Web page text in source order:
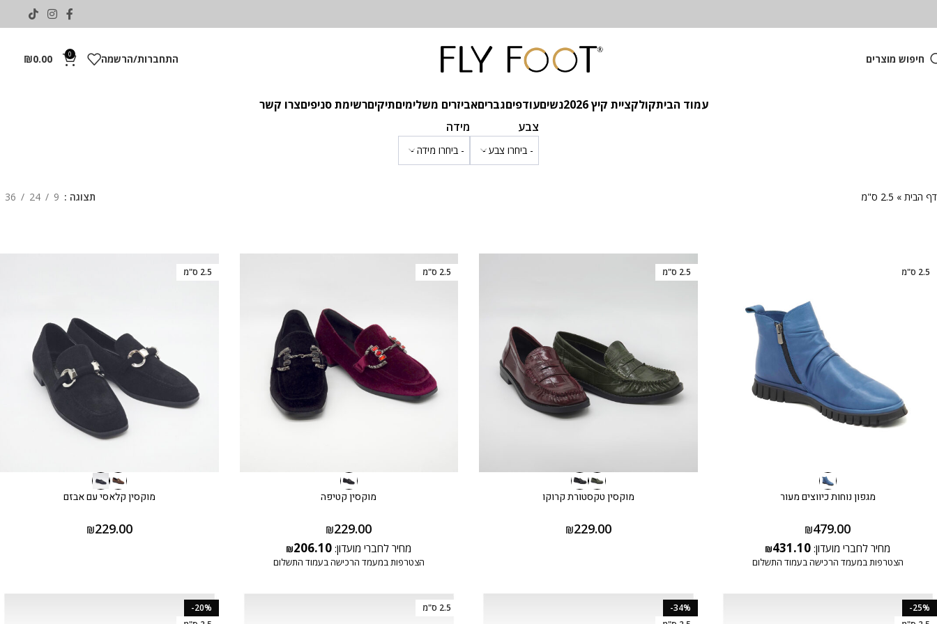
חיפוש מוצרים התחברות/הרשמה 0
₪0.00
עמוד הביתקולקציית קיץ 2026 נשיםעודפיםגבריםאביזרים משלימיםתיקיםרשימת סניפיםצרו קשר
צבע
מידה
דף הבית » 2.5 ס"מ תצוגה 9
24
36
2.5 ס"מ
מגפון נוחות כיווצים מעור
₪479.00
מחיר לחברי מועדון: ₪431.10
הצטרפות במעמד הרכישה בעמוד התשלום
2.5 ס"מ
מוקסין טקסטורת קרוקו
₪229.00
2.5 ס"מ
מוקסין קטיפה
₪229.00
מחיר לחברי מועדון: ₪206.10
הצטרפות במעמד הרכישה בעמוד התשלום
2.5 ס"מ
מוקסין קלאסי עם אבזם
₪229.00
-25%
-34%
2.5 ס"מ
-20%